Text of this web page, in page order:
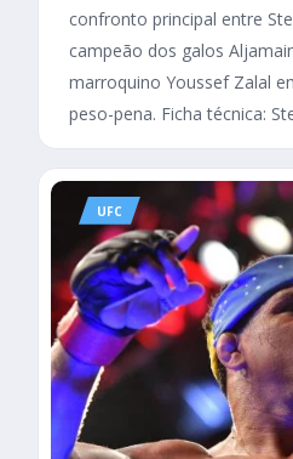
confronto principal entre
campeão dos galos
marroquino Youssef Zalal
peso-pena. Ficha técnica:
UFC